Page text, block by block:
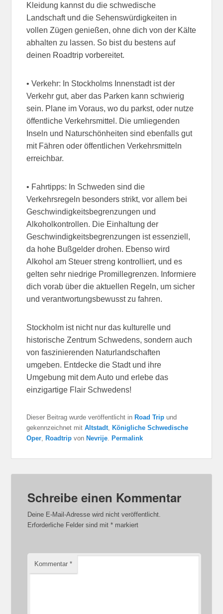
Kleidung kannst du die schwedische
Landschaft und die Sehenswürdigkeiten in
vollen Zügen genießen, ohne dich von der Kälte
abhalten zu lassen. So bist du bestens auf
deinen Roadtrip vorbereitet.
• Verkehr: In Stockholms Innenstadt ist der
Verkehr gut, aber das Parken kann schwierig
sein. Plane im Voraus, wo du parkst, oder nutze
öffentliche Verkehrsmittel. Die umliegenden
Inseln und Naturschönheiten sind ebenfalls gut
mit Fähren oder öffentlichen Verkehrsmitteln
erreichbar.
• Fahrtipps: In Schweden sind die
Verkehrsregeln besonders strikt, vor allem bei
Geschwindigkeitsbegrenzungen und
Alkoholkontrollen. Die Einhaltung der
Geschwindigkeitsbegrenzungen ist essenziell,
da hohe Bußgelder drohen. Ebenso wird
Alkohol am Steuer streng kontrolliert, und es
gelten sehr niedrige Promillegrenzen. Informiere
dich vorab über die aktuellen Regeln, um sicher
und verantwortungsbewusst zu fahren.
Stockholm ist nicht nur das kulturelle und
historische Zentrum Schwedens, sondern auch
von faszinierenden Naturlandschaften
umgeben. Entdecke die Stadt und ihre
Umgebung mit dem Auto und erlebe das
einzigartige Flair Schwedens!
Dieser Beitrag wurde veröffentlicht in Road Trip und
gekennzeichnet mitAltstadt
Königliche Schwedische
Oper
Roadtrip von Nevrije Permalink
Schreibe einen Kommentar
Deine E-Mail-Adresse wird nicht veröffentlicht.
Erforderliche Felder sind mit* markiert
Kommentar*